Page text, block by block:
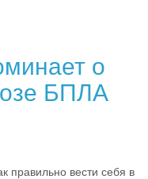
о
БПЛА
правильно вести себя в